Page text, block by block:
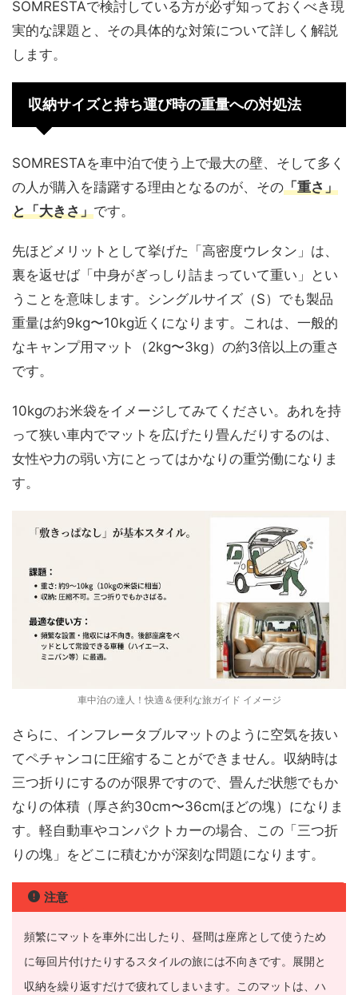
SOMRESTAで検討している方が必ず知っておくべき現
実的な課題と、その具体的な対策について詳しく解説
します。
収納サイズと持ち運び時の重量への対処法
SOMRESTAを車中泊で使う上で最大の壁、そして多く
の人が購入を躊躇する理由となるのが、その「重さ」
と「大きさ」です。
先ほどメリットとして挙げた「高密度ウレタン」は、
裏を返せば「中身がぎっしり詰まっていて重い」とい
うことを意味します。シングルサイズ（S）でも製品
重量は約9kg〜10kg近くになります。これは、一般的
なキャンプ用マット（2kg〜3kg）の約3倍以上の重さ
です。
10kgのお米袋をイメージしてみてください。あれを持
って狭い車内でマットを広げたり畳んだりするのは、
女性や力の弱い方にとってはかなりの重労働になりま
す。
車中泊の達人！快適＆便利な旅ガイド イメージ
さらに、インフレータブルマットのように空気を抜い
てペチャンコに圧縮することができません。収納時は
三つ折りにするのが限界ですので、畳んだ状態でもか
なりの体積（厚さ約30cm〜36cmほどの塊）になりま
す。軽自動車やコンパクトカーの場合、この「三つ折
りの塊」をどこに積むかが深刻な問題になります。
注意
頻繁にマットを車外に出したり、昼間は座席として使うため
に毎回片付けたりするスタイルの旅には不向きです。展開と
収納を繰り返すだけで疲れてしまいます。このマットは、ハ